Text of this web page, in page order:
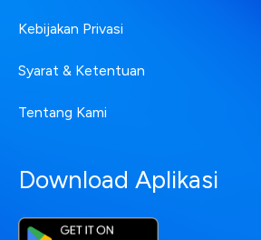
Kebijakan Privasi
Syarat & Ketentuan
Tentang Kami
Download Aplikasi